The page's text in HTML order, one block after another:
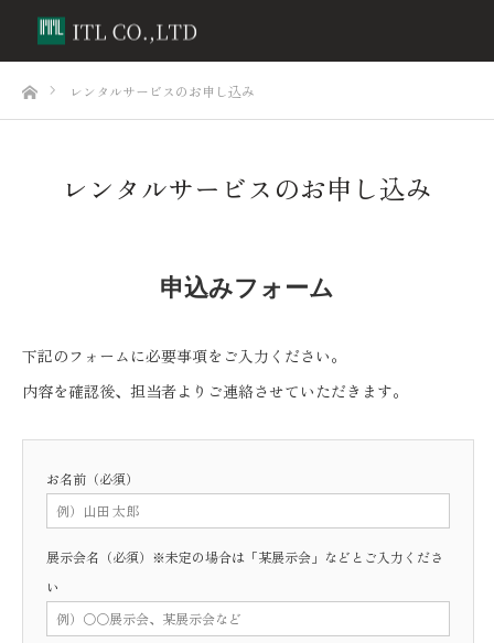
ホームレンタルサービスのお申し込み
レンタルサービスのお申し込み
申込みフォーム
下記のフォームに必要事項をご入力ください。
内容を確認後、担当者よりご連絡させていただきます。
お名前（必須）
展示会名（必須）※未定の場合は「某展示会」などとご入力くださ
い